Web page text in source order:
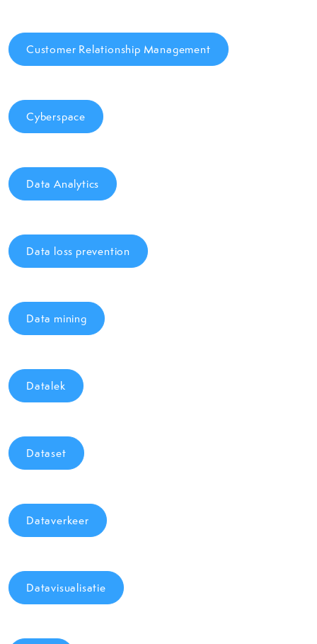
Customer Relationship Management
Cyberspace
Data Analytics
Data loss prevention
Data mining
Datalek
Dataset
Dataverkeer
Datavisualisatie